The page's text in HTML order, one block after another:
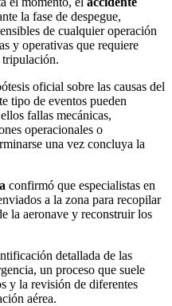
la fase de despegue,
de cualquier operación
y operativas que requiere
tripulación.
oficial sobre las causas del
tipo de eventos pueden
fallas mecánicas,
operacionales o
una vez concluya la
confirmó que especialistas en
a la zona para recopilar
la aeronave y reconstruir los
detallada de las
un proceso que suele
y la revisión de diferentes
aérea.